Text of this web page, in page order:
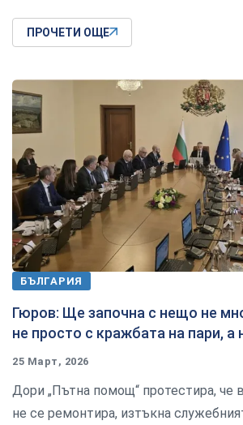
ПРОЧЕТИ ОЩЕ
БЪЛГАРИЯ
Гюров: Ще започна с нещо не
не просто с кражбата на пари, а
25 Март, 2026
Дори „Пътна помощ“ протестира, че
не се ремонтира, изтъкна